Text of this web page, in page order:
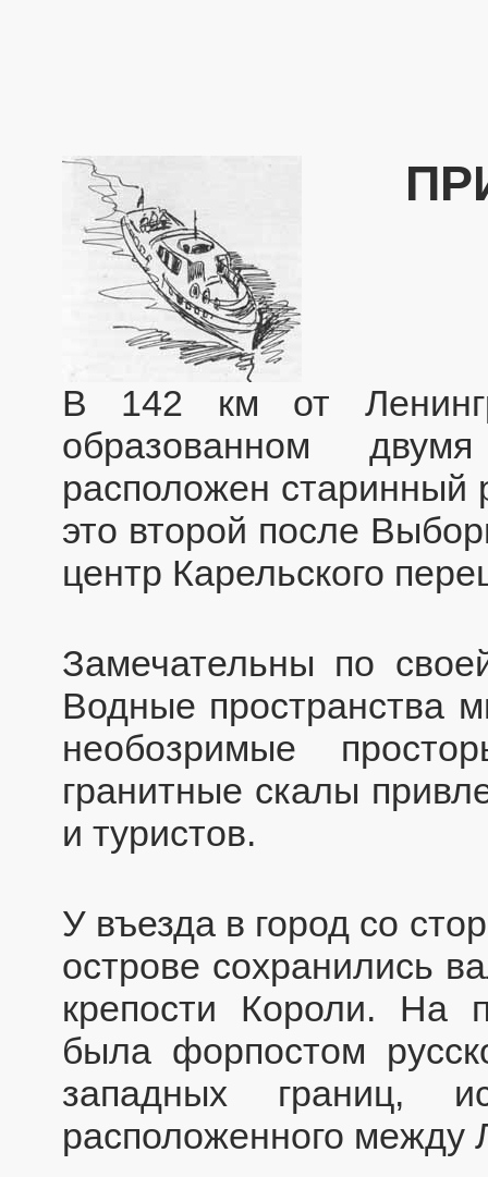
В 142 км от
образованном
расположен старинный
это второй после
центр Карельского
Замечательны по
Водные пространства
необозримые
гранитные скалы
и туристов.
У въезда в город со
острове сохранились
крепости Короли. На
была форпостом
западных границ,
расположенного между